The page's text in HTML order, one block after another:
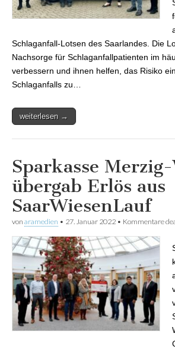
Schlaganfall-Lotsen des Saarlandes. Die
Nachsorge für Schlaganfallpatienten im
verbessern und ihnen helfen, das Risiko
Schlaganfalls zu…
weiterlesen →
Sparkasse
übergab Erlös aus
SaarWiesenLauf
von aramedien • 27. Januar 2022 • Kommentare